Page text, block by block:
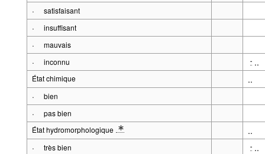
· satisfaisant
· insuffisant
· mauvais
· inconnu - ..
État chimique
..
·
bien
·
pas bien
État hydromorphologique
* Note spécification 2: Définitions: État hydromorphologique
..
·
très bien - ..